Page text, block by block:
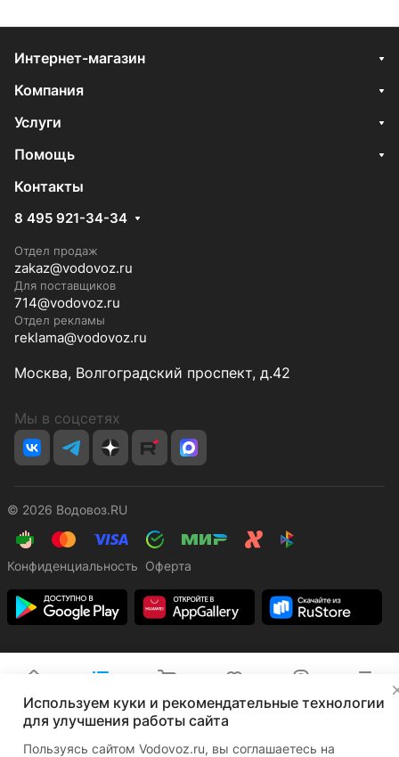
Интернет-магазин
Компания
Услуги
Помощь
Контакты
8 495 921-34-34
Отдел продаж
zakaz@vodovoz.ru
Для поставщиков
714@vodovoz.ru
Отдел рекламы
reklama@vodovoz.ru
Москва, Волгоградский проспект, д.42
Мы в соцсетях
© 2026 Водовоз.RU
Конфиденциальность Оферта
Используем куки и рекомендательные технологии
для улучшения работы сайта
Пользуясь сайтом Vodovoz.ru, вы соглашаетесь на